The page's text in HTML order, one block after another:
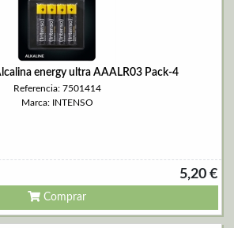
energy ultra AAALR03 Pack-4
Referencia: 7501414
Marca: INTENSO
5,20 €
Comprar